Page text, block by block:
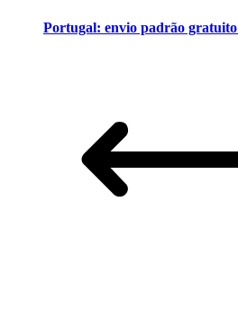
Portugal: envio padrão gratuito